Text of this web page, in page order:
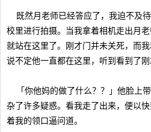
既然月老师已经答应了，我迫不及
校里进行拍摄。当我拿着相机走出月
就站在这里了。刚才门并未关死，而
说不定他一直都在这里，听到看到了刚
「你他妈的做了什么？？」他脸上
杂了许多疑惑。看我走了出来，便以
着我的领口逼问道。